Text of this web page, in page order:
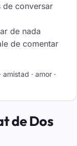
de conversar
de nada
de comentar
· amor ·
de Dos